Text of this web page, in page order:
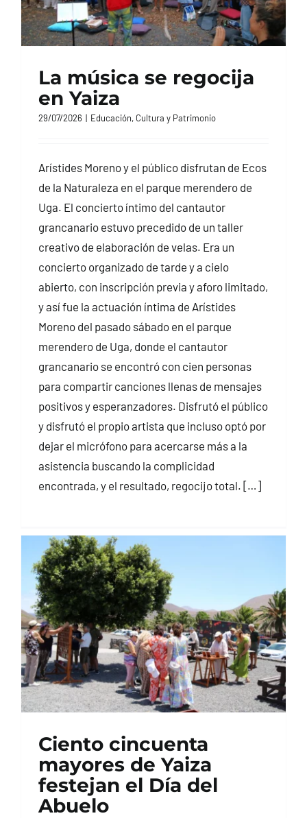
La música se regocija
en Yaiza
29/07/2026 | Educación, Cultura y Patrimonio
Arístides Moreno y el público disfrutan de Ecos
de la Naturaleza en el parque merendero de
Uga. El concierto íntimo del cantautor
grancanario estuvo precedido de un taller
creativo de elaboración de velas. Era un
concierto organizado de tarde y a cielo
abierto, con inscripción previa y aforo limitado,
y así fue la actuación íntima de Arístides
Moreno del pasado sábado en el parque
merendero de Uga, donde el cantautor
grancanario se encontró con cien personas
para compartir canciones llenas de mensajes
positivos y esperanzadores. Disfrutó el público
y disfrutó el propio artista que incluso optó por
dejar el micrófono para acercarse más a la
asistencia buscando la complicidad
encontrada, y el resultado, regocijo total. […]
Ciento cincuenta
mayores de Yaiza
festejan el Día del
Abuelo